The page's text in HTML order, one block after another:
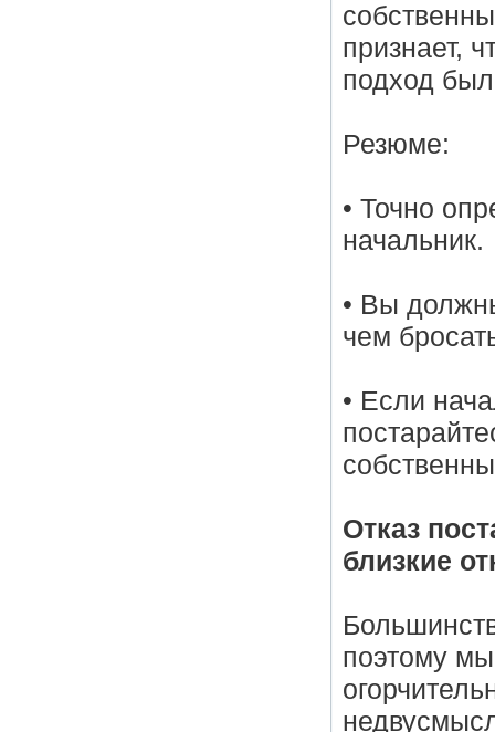
признает,
подход
Резюме:
• Точно
начальник.
• Вы
чем
• Если
Отказ
близкие
поэтому